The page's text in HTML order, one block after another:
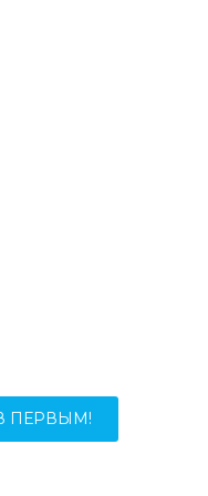
ПЕРВЫМ!